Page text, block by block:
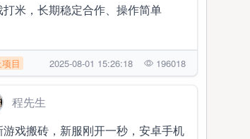
打米，长期稳定合作、操作简单
目 2025-08-01 15:26:18 196018
程先生
游戏搬砖，新服刚开一秒，安卓手机